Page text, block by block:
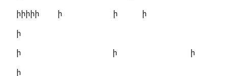
իիիիի ի ի ի
ի
ի ի ի
ի